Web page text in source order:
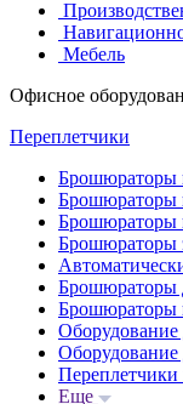
Мебель
Офисное
Переплетчики
Брошюраторы
Брошюраторы
Брошюраторы
Брошюраторы
Брошюраторы
Брошюраторы
Оборудование
Оборудование
Еще